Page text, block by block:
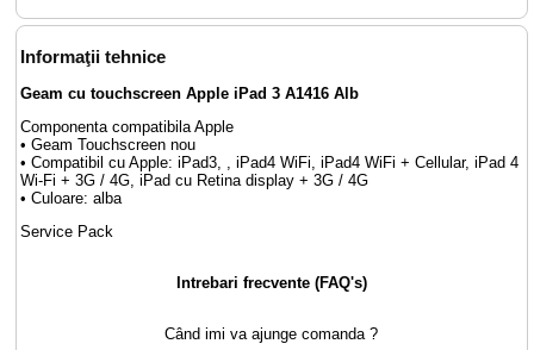
Informaţii tehnice
Geam cu touchscreen Apple iPad 3 A1416 Alb
Componenta compatibila Apple
• Geam Touchscreen nou
• Compatibil cu Apple: iPad3, , iPad4 WiFi, iPad4 WiFi + Cellular, iPad 4
Wi-Fi + 3G / 4G, iPad cu Retina display + 3G / 4G
• Culoare: alba
Service Pack
Intrebari frecvente (FAQ's)
Când imi va ajunge comanda ?